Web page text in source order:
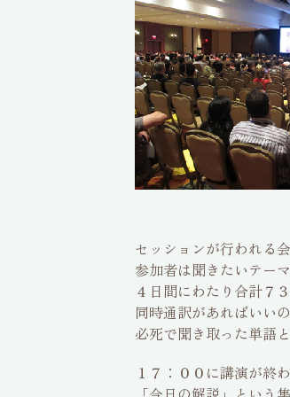
会場
セッションが行われる
参加者は聞きたいテー
４日間にわたり合計７
同時通訳があればいい
必死で聞き取った単語
１７：００に講演が終